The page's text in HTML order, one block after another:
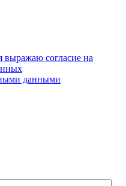
выражаю согласие на
данными